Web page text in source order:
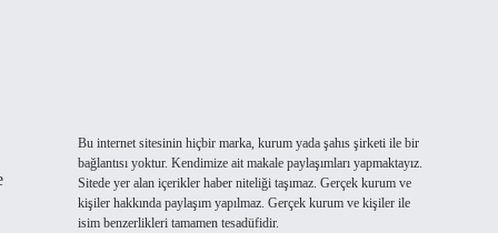
Bu internet sitesinin hiçbir marka, kurum yada şahıs şirketi ile bir
bağlantısı yoktur. Kendimize ait makale paylaşımları yapmaktayız.
Sitede yer alan içerikler haber niteliği taşımaz. Gerçek kurum ve
kişiler hakkında paylaşım yapılmaz. Gerçek kurum ve kişiler ile
isim benzerlikleri tamamen tesadüfidir.